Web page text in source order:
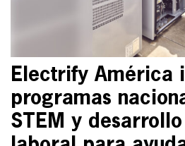
Electrify América
programas
STEM y